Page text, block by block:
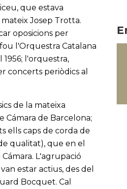
que estava
Josep Trotta.
oposicions per
l'Orquestra Catalana
l'orquestra,
concerts periòdics al
de la mateixa
Cámara de Barcelona;
ells caps de corda de
qualitat), que en el
L'agrupació
estar actius, des del
Bocquet. Cal